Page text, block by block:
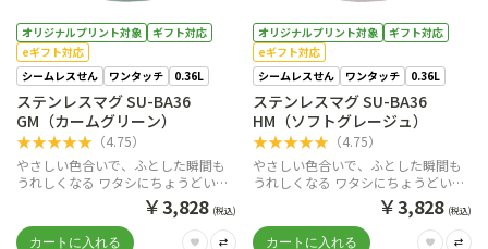
オリジナルプリント対象
ギフト対応
eギフト対応
シームレスせん
ワンタッチ 0.36L
ステンレスマグ SU-BA36
GM（カームグリーン）
★★★★★ （4.75）
やさしい色合いで、ふとした瞬間も
うれしくなる ワタシにちょうどいい
￥3,828 (税込)
オリジナルプリント対象
ギフト対応
eギフト対応
シームレスせん
ワンタッチ 0.36L
ステンレスマグ SU-BA36
HM（ソフトグレージュ）
★★★★★（4.75）
やさしい色合いで、ふとした瞬間も
うれしくなる ワタシにちょうどいい
￥3,828 (税込)